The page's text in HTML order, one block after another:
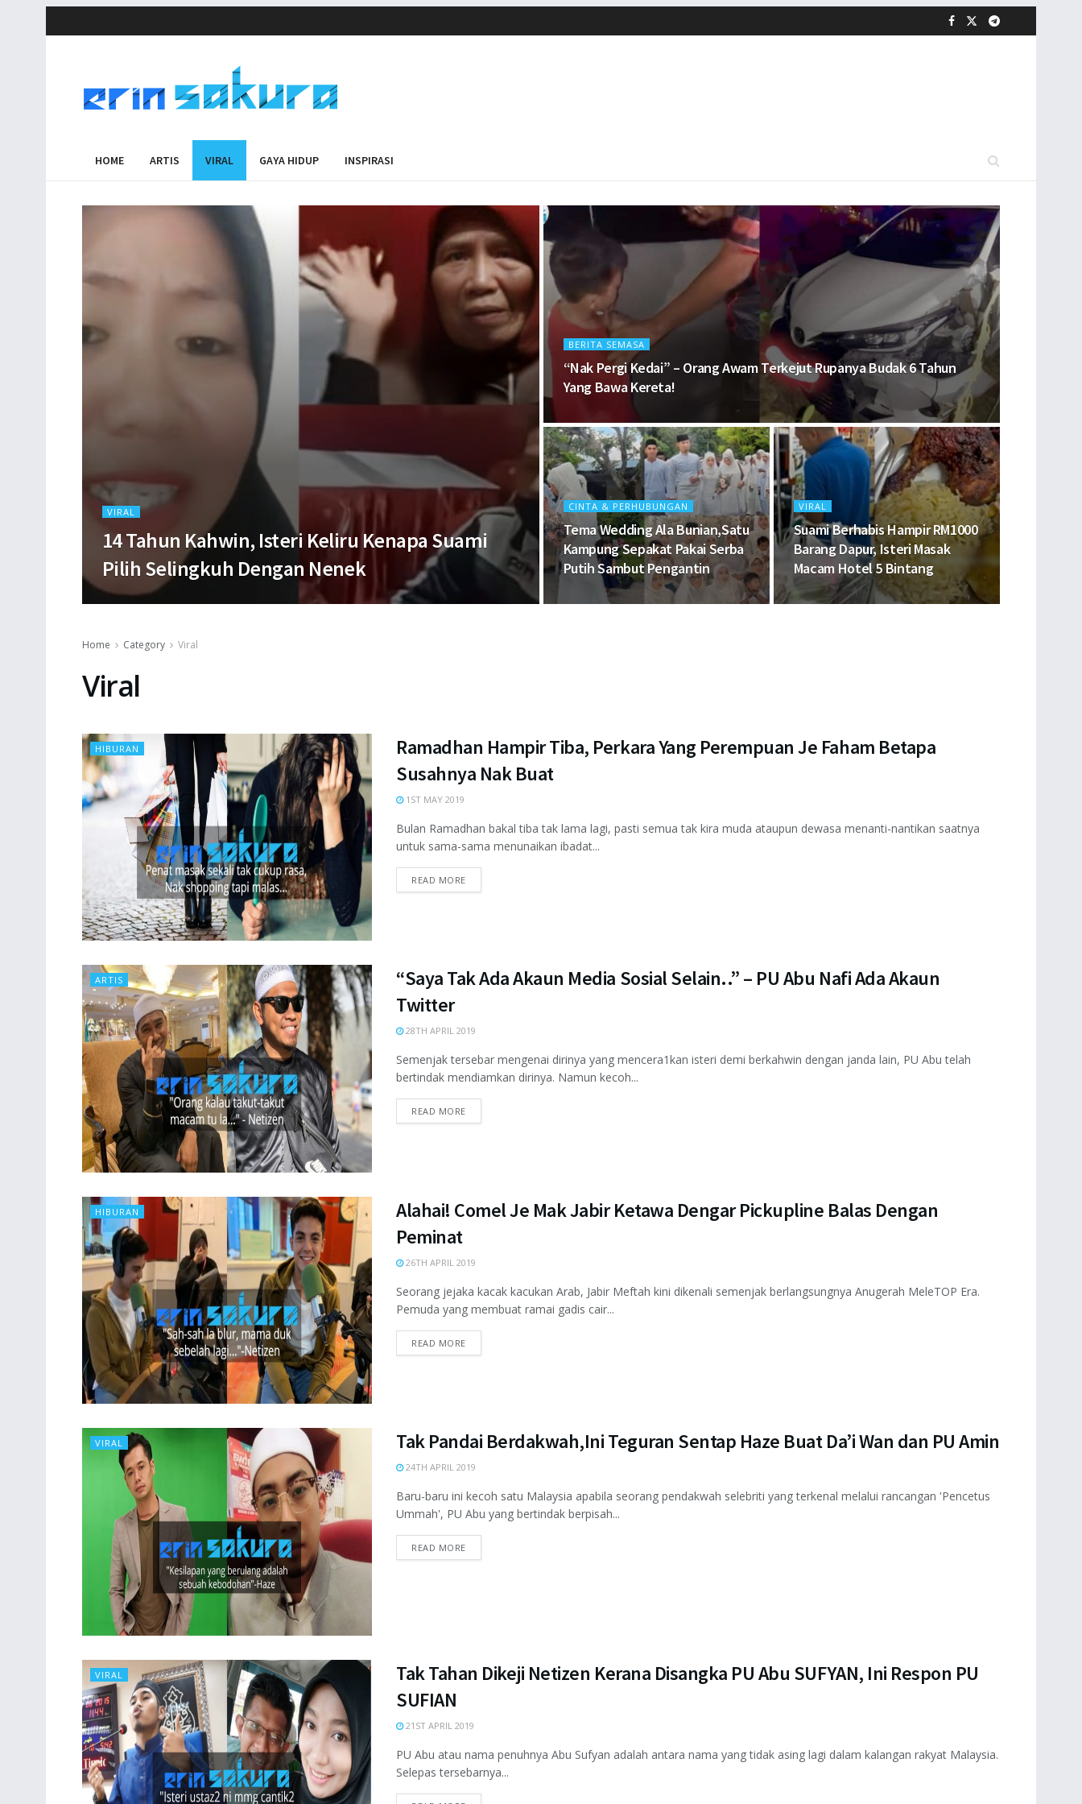
HOME ARTIS VIRAL GAYA HIDUP INSPIRASI
VIRAL
14 Tahun Kahwin, Isteri Keliru Kenapa Suami
Pilih Selingkuh Dengan Nenek
BERITA SEMASA
“Nak Pergi Kedai” – Orang Awam Terkejut Rupanya Budak 6 Tahun
Yang Bawa Kereta!
CINTA & PERHUBUNGAN
Tema Wedding Ala Bunian,Satu
Kampung Sepakat Pakai Serba
Putih Sambut Pengantin
VIRAL
Suami Berhabis Hampir RM1000
Barang Dapur, Isteri Masak
Macam Hotel 5 Bintang
Home Category Viral
Viral
HIBURAN
Ramadhan Hampir Tiba, Perkara Yang Perempuan Je Faham Betapa
Susahnya Nak Buat
1ST MAY 2019
Bulan Ramadhan bakal tiba tak lama lagi, pasti semua tak kira muda ataupun dewasa menanti-nantikan saatnya
untuk sama-sama menunaikan ibadat...
READ MORE
ARTIS
“Saya Tak Ada Akaun Media Sosial Selain..” – PU Abu Nafi Ada Akaun
Twitter
28TH APRIL 2019
Semenjak tersebar mengenai dirinya yang mencera1kan isteri demi berkahwin dengan janda lain, PU Abu telah
bertindak mendiamkan dirinya. Namun kecoh...
READ MORE
HIBURAN
Alahai! Comel Je Mak Jabir Ketawa Dengar Pickupline Balas Dengan
Peminat
26TH APRIL 2019
Seorang jejaka kacak kacukan Arab, Jabir Meftah kini dikenali semenjak berlangsungnya Anugerah MeleTOP Era.
Pemuda yang membuat ramai gadis cair...
READ MORE
VIRAL Tak Pandai Berdakwah,Ini Teguran Sentap Haze Buat Da’i Wan dan PU Amin
24TH APRIL 2019
Baru-baru ini kecoh satu Malaysia apabila seorang pendakwah selebriti yang terkenal melalui rancangan 'Pencetus
Ummah', PU Abu yang bertindak berpisah...
READ MORE
VIRAL
Tak Tahan Dikeji Netizen Kerana Disangka PU Abu SUFYAN, Ini Respon PU
SUFIAN
21ST APRIL 2019
PU Abu atau nama penuhnya Abu Sufyan adalah antara nama yang tidak asing lagi dalam kalangan rakyat Malaysia.
Selepas tersebarnya...